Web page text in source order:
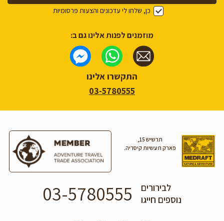
כן, שלחו לי עדכונים והצעות פרסומיות
מוזמנים לפנות אלינו גם ב:
התקשרו אלינו
03-5780555
תרשיש 15,
פארק תעשיות קיסריה.
לבירורים
נוספים חייגו
03-5780555